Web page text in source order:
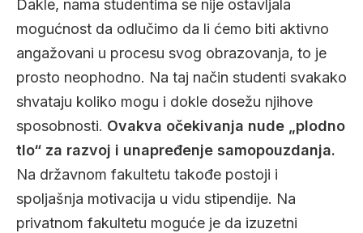
Dakle, nama studentima se nije ostavljala
mogućnost da odlučimo da li ćemo biti aktivno
angažovani u procesu svog obrazovanja, to je
prosto neophodno. Na taj način studenti svakako
shvataju koliko mogu i dokle dosežu njihove
sposobnosti. Ovakva očekivanja nude „plodno
tlo“ za razvoj i unapređenje samopouzdanja.
Na državnom fakultetu takođe postoji i
spoljašnja motivacija u vidu stipendije. Na
privatnom fakultetu moguće je da izuzetni